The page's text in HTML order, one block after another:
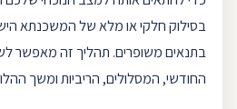
בסילוק חלקי או מלא של המשכנתא
בתנאים משופרים. תהליך זה מאפשר
החודשי, המסלולים, הריביות ומשך